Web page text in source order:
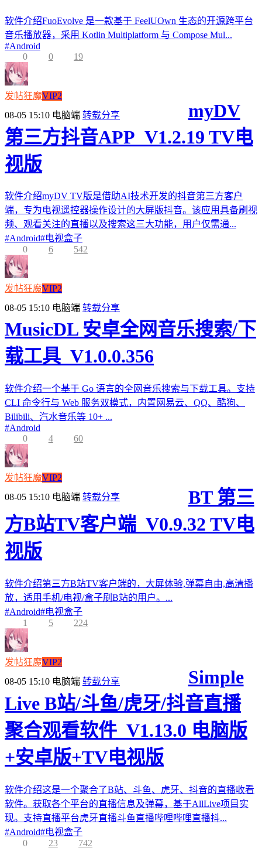
软件介绍FuoEvolve 是一款基于 FeelUOwn 生态的开源跨平台
音乐播放器，采用 Kotlin Multiplatform 与 Compose Mul...
#Android
0
0 19
发帖狂魔VIP2
08-05 15:10 电脑端 转载分享
myDV
第三方抖音APP_V1.2.19 TV电
视版
软件介绍myDV TV版是借助AI技术开发的抖音第三方客户
端，专为电视遥控器操作设计的大屏版抖音。该应用具备刷视
频、观看关注的直播以及搜索这三大功能，用户仅需通...
#Android#电视盒子
0
6 542
发帖狂魔VIP2
08-05 15:10 电脑端 转载分享
MusicDL 安卓全网音乐搜索/下
载工具_V1.0.0.356
软件介绍一个基于 Go 语言的全网音乐搜索与下载工具。支持
CLI 命令行与 Web 服务双模式，内置网易云、QQ、酷狗、
Bilibili、汽水音乐等 10+ ...
#Android
0
4 60
发帖狂魔VIP2
08-05 15:10 电脑端 转载分享
BT 第三
方B站TV客户端_V0.9.32 TV电
视版
软件介绍第三方B站TV客户端的，大屏体验,弹幕自由,高清播
放，适用手机/电视/盒子刷B站的用户。...
#Android#电视盒子
1
5 224
发帖狂魔VIP2
08-05 15:10 电脑端 转载分享
Simple
Live B站/斗鱼/虎牙/抖音直播
聚合观看软件_V1.13.0 电脑版
+安卓版+TV电视版
软件介绍这是一个聚合了B站、斗鱼、虎牙、抖音的直播收看
软件。获取各个平台的直播信息及弹幕，基于AllLive项目实
现。支持直播平台虎牙直播斗鱼直播哔哩哔哩直播抖...
#Android#电视盒子
0
23 742